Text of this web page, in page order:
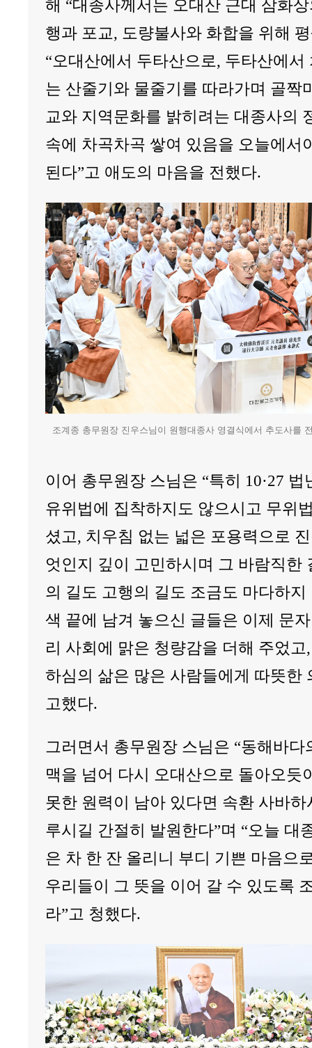
해 “대종사께서는 오대산 근대 삼화
행과 포교, 도량불사와 화합을 위해
“오대산에서 두타산으로, 두타산에
는 산줄기와 물줄기를 따라가며 골짝
교와 지역문화를 밝히려는 대종사의
속에 차곡차곡 쌓여 있음을 오늘에서
된다”고 애도의 마음을 전했다.
조계종 총무원장 진우스님이 원행대종사 영결식에서 추도사를
이어 총무원장 스님은 “특히 10·27
유위법에 집착하지도 않으시고 무위
셨고, 치우침 없는 넓은 포용력으로
엇인지 깊이 고민하시며 그 바람직한
의 길도 고행의 길도 조금도 마다하지
색 끝에 남겨 놓으신 글들은 이제 문
리 사회에 맑은 청량감을 더해 주었
하심의 삶은 많은 사람들에게 따뜻한
고했다.
그러면서 총무원장 스님은 “동해바다
맥을 넘어 다시 오대산으로 돌아오듯
못한 원력이 남아 있다면 속환 사바
루시길 간절히 발원한다”며 “오늘 대
은 차 한 잔 올리니 부디 기쁜 마음으
우리들이 그 뜻을 이어 갈 수 있도록
라”고 청했다.